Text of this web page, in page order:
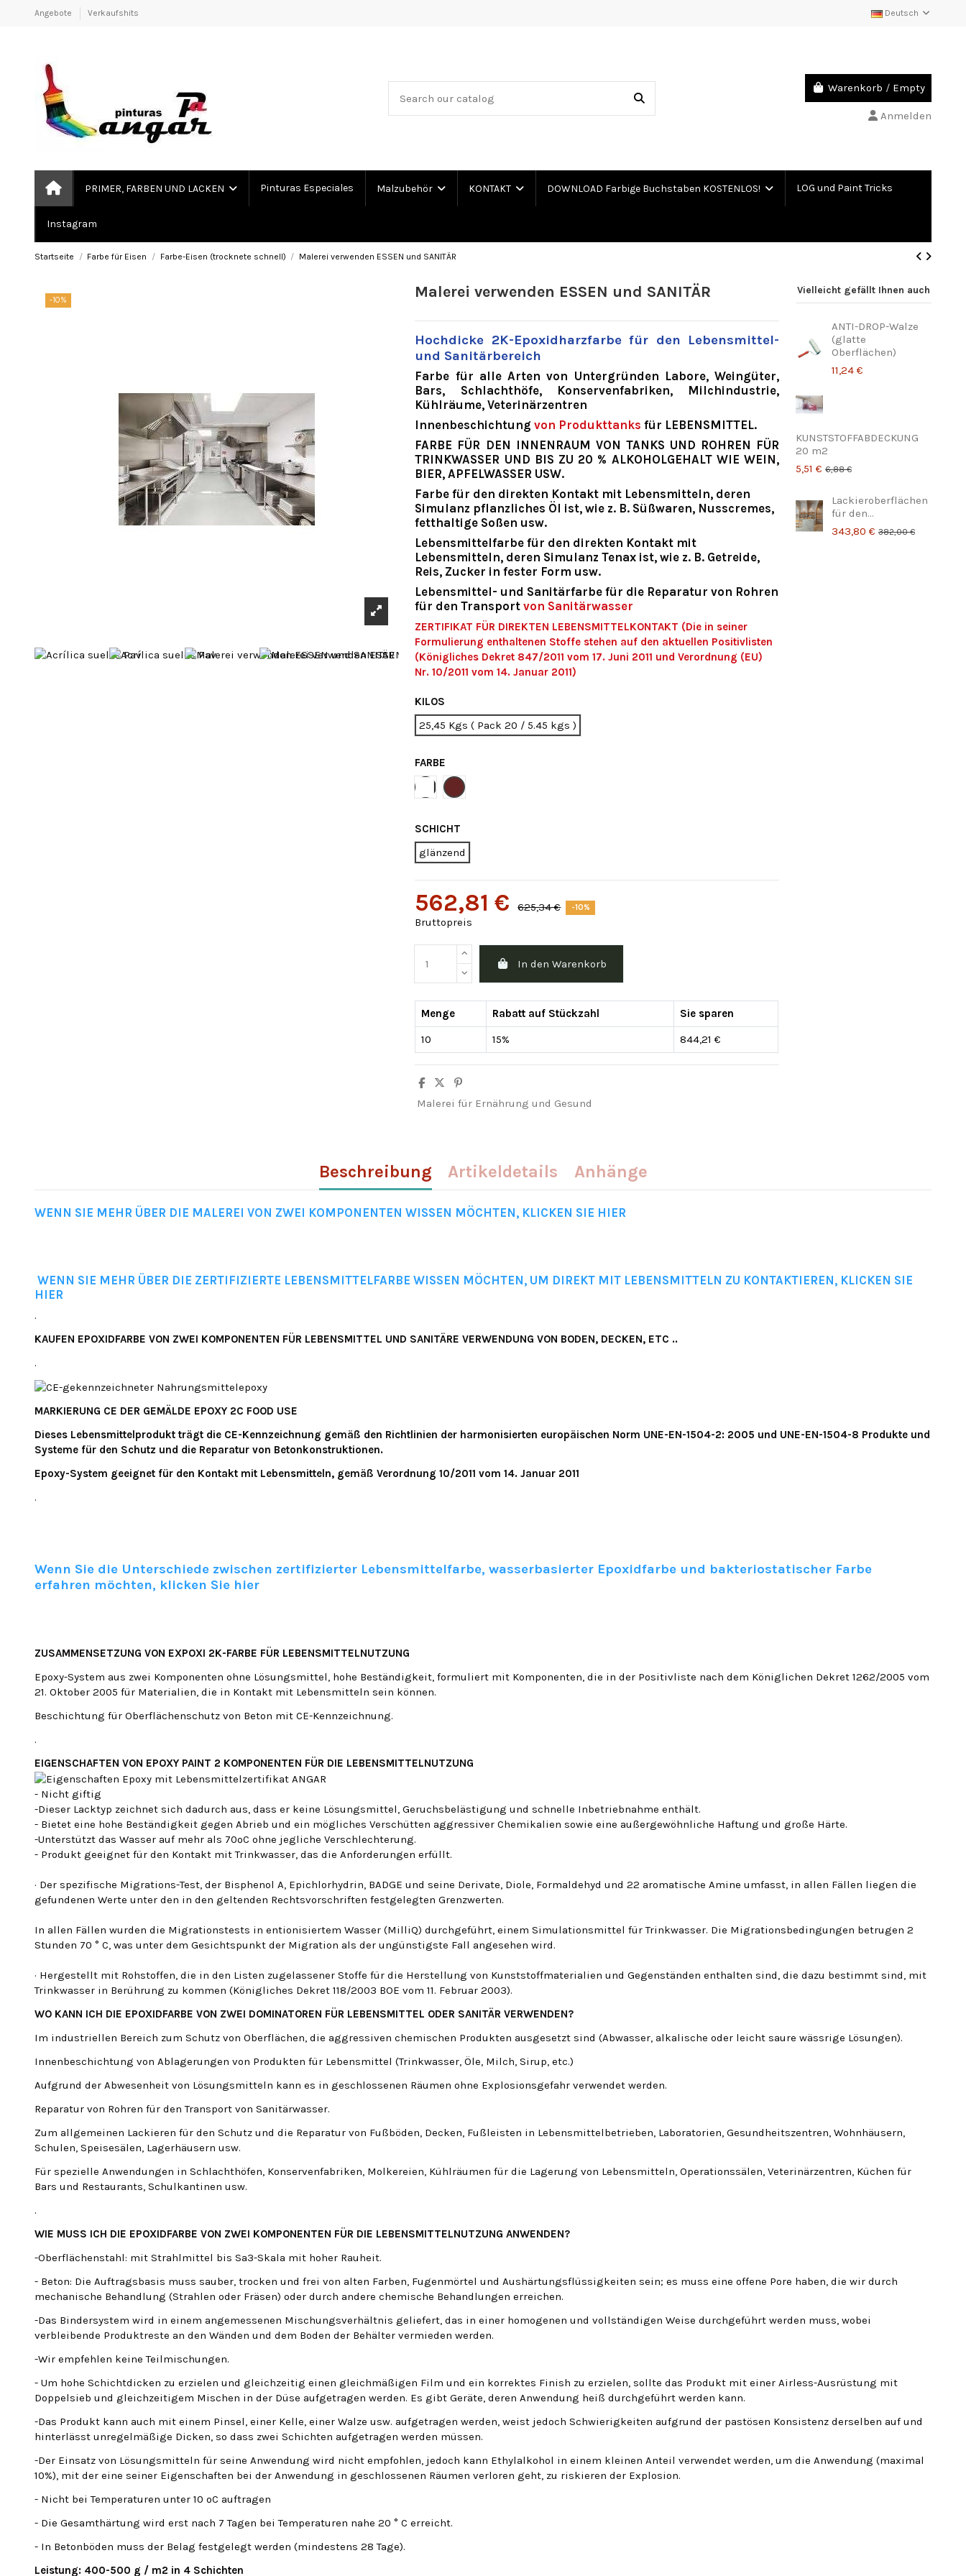
Angebote Verkaufshits Deutsch
Warenkorb / Empty
Anmelden
PRIMER, FARBEN UND LACKEN Pinturas Especiales Malzubehör KONTAKT DOWNLOAD Farbige Buchstaben KOSTENLOS! LOG und Paint Tricks
Instagram
Startseite Farbe für Eisen Farbe-Eisen (trocknete schnell) Malerei verwenden ESSEN und SANITÄR
-10% Malerei verwenden ESSEN und SANITÄR
Hochdicke 2K-Epoxidharzfarbe für den Lebensmittel-
und Sanitärbereich
Farbe für alle Arten von Untergründen Labore, Weingüter,
Bars, Schlachthöfe, Konservenfabriken, Milchindustrie,
Kühlräume, Veterinärzentren
Innenbeschichtungvon Produkttanks für LEBENSMITTEL.
FARBE FÜR DEN INNENRAUM VON TANKS UND ROHREN FÜR
TRINKWASSER UND BIS ZU 20 % ALKOHOLGEHALT WIE WEIN,
BIER, APFELWASSER USW.
Farbe für den direkten Kontakt mit Lebensmitteln, deren
Simulanz pflanzliches Öl ist, wie z. B. Süßwaren, Nusscremes,
fetthaltige Soßen usw.
Lebensmittelfarbe für den direkten Kontakt mit
Lebensmitteln, deren Simulanz Tenax ist, wie z. B. Getreide,
Reis, Zucker in fester Form usw.
Lebensmittel- und Sanitärfarbe für die Reparatur von Rohren
für den Transportvon Sanitärwasser
ZERTIFIKAT FÜR DIREKTEN LEBENSMITTELKONTAKT (Die in seiner
Formulierung enthaltenen Stoffe stehen auf den aktuellen Positivlisten
(Königliches Dekret 847/2011 vom 17. Juni 2011 und Verordnung (EU)
Nr. 10/2011 vom 14. Januar 2011)
KILOS
25,45 Kgs ( Pack 20 / 5.45 kgs )
FARBE
Weiße
rostig-reds
SCHICHT
glänzend
562,81 € 625,34 € -10%
Bruttopreis
In den Warenkorb
Menge Rabatt auf Stückzahl
Sie sparen
10
15% 844,21 €
Malerei für Ernährung und Gesund
Vielleicht gefällt Ihnen auch
ANTI-DROP-Walze
(glatte
Oberflächen)
11,24 €
KUNSTSTOFFABDECKUNG
20 m2
5,51 € 6,88 €
Lackieroberflächen
für den...
343,80 € 382,00 €
Beschreibung Artikeldetails Anhänge
WENN SIE MEHR ÜBER DIE MALEREI VON ZWEI KOMPONENTEN WISSEN MÖCHTEN, KLICKEN SIE HIER
WENN SIE MEHR ÜBER DIE ZERTIFIZIERTE LEBENSMITTELFARBE WISSEN MÖCHTEN, UM DIREKT MIT LEBENSMITTELN ZU KONTAKTIEREN, KLICKEN SIE
HIER
.
KAUFEN EPOXIDFARBE VON ZWEI KOMPONENTEN FÜR LEBENSMITTEL UND SANITÄRE VERWENDUNG VON BODEN, DECKEN, ETC ..
.
MARKIERUNG CE DER GEMÄLDE EPOXY 2C FOOD USE
Dieses Lebensmittelprodukt trägt die CE-Kennzeichnung gemäß den Richtlinien der harmonisierten europäischen Norm UNE-EN-1504-2: 2005 und UNE-EN-1504-8 Produkte und
Systeme für den Schutz und die Reparatur von Betonkonstruktionen.
Epoxy-System geeignet für den Kontakt mit Lebensmitteln, gemäß Verordnung 10/2011 vom 14. Januar 2011
.
Wenn Sie die Unterschiede zwischen zertifizierter Lebensmittelfarbe, wasserbasierter Epoxidfarbe und bakteriostatischer Farbe
erfahren möchten, klicken Sie hier
ZUSAMMENSETZUNG VON EXPOXI 2K-FARBE FÜR LEBENSMITTELNUTZUNG
Epoxy-System aus zwei Komponenten ohne Lösungsmittel, hohe Beständigkeit, formuliert mit Komponenten, die in der Positivliste nach dem Königlichen Dekret 1262/2005 vom
21. Oktober 2005 für Materialien, die in Kontakt mit Lebensmitteln sein können.
Beschichtung für Oberflächenschutz von Beton mit CE-Kennzeichnung.
.
EIGENSCHAFTEN VON EPOXY PAINT 2 KOMPONENTEN FÜR DIE LEBENSMITTELNUTZUNG
- Nicht giftig
-Dieser Lacktyp zeichnet sich dadurch aus, dass er keine Lösungsmittel, Geruchsbelästigung und schnelle Inbetriebnahme enthält.
- Bietet eine hohe Beständigkeit gegen Abrieb und ein mögliches Verschütten aggressiver Chemikalien sowie eine außergewöhnliche Haftung und große Härte.
-Unterstützt das Wasser auf mehr als 70ºC ohne jegliche Verschlechterung.
- Produkt geeignet für den Kontakt mit Trinkwasser, das die Anforderungen erfüllt.
· Der spezifische Migrations-Test, der Bisphenol A, Epichlorhydrin, BADGE und seine Derivate, Diole, Formaldehyd und 22 aromatische Amine umfasst, in allen Fällen liegen die
gefundenen Werte unter den in den geltenden Rechtsvorschriften festgelegten Grenzwerten.
In allen Fällen wurden die Migrationstests in entionisiertem Wasser (MilliQ) durchgeführt, einem Simulationsmittel für Trinkwasser. Die Migrationsbedingungen betrugen 2
Stunden 70 ° C, was unter dem Gesichtspunkt der Migration als der ungünstigste Fall angesehen wird.
· Hergestellt mit Rohstoffen, die in den Listen zugelassener Stoffe für die Herstellung von Kunststoffmaterialien und Gegenständen enthalten sind, die dazu bestimmt sind, mit
Trinkwasser in Berührung zu kommen (Königliches Dekret 118/2003 BOE vom 11. Februar 2003).
WO KANN ICH DIE EPOXIDFARBE VON ZWEI DOMINATOREN FÜR LEBENSMITTEL ODER SANITÄR VERWENDEN?
Im industriellen Bereich zum Schutz von Oberflächen, die aggressiven chemischen Produkten ausgesetzt sind (Abwasser, alkalische oder leicht saure wässrige Lösungen).
Innenbeschichtung von Ablagerungen von Produkten für Lebensmittel (Trinkwasser, Öle, Milch, Sirup, etc.)
Aufgrund der Abwesenheit von Lösungsmitteln kann es in geschlossenen Räumen ohne Explosionsgefahr verwendet werden.
Reparatur von Rohren für den Transport von Sanitärwasser.
Zum allgemeinen Lackieren für den Schutz und die Reparatur von Fußböden, Decken, Fußleisten in Lebensmittelbetrieben, Laboratorien, Gesundheitszentren, Wohnhäusern,
Schulen, Speisesälen, Lagerhäusern usw.
Für spezielle Anwendungen in Schlachthöfen, Konservenfabriken, Molkereien, Kühlräumen für die Lagerung von Lebensmitteln, Operationssälen, Veterinärzentren, Küchen für
Bars und Restaurants, Schulkantinen usw.
.
WIE MUSS ICH DIE EPOXIDFARBE VON ZWEI KOMPONENTEN FÜR DIE LEBENSMITTELNUTZUNG ANWENDEN?
-Oberflächenstahl: mit Strahlmittel bis Sa3-Skala mit hoher Rauheit.
- Beton: Die Auftragsbasis muss sauber, trocken und frei von alten Farben, Fugenmörtel und Aushärtungsflüssigkeiten sein; es muss eine offene Pore haben, die wir durch
mechanische Behandlung (Strahlen oder Fräsen) oder durch andere chemische Behandlungen erreichen.
-Das Bindersystem wird in einem angemessenen Mischungsverhältnis geliefert, das in einer homogenen und vollständigen Weise durchgeführt werden muss, wobei
verbleibende Produktreste an den Wänden und dem Boden der Behälter vermieden werden.
-Wir empfehlen keine Teilmischungen.
- Um hohe Schichtdicken zu erzielen und gleichzeitig einen gleichmäßigen Film und ein korrektes Finish zu erzielen, sollte das Produkt mit einer Airless-Ausrüstung mit
Doppelsieb und gleichzeitigem Mischen in der Düse aufgetragen werden. Es gibt Geräte, deren Anwendung heiß durchgeführt werden kann.
-Das Produkt kann auch mit einem Pinsel, einer Kelle, einer Walze usw. aufgetragen werden, weist jedoch Schwierigkeiten aufgrund der pastösen Konsistenz derselben auf und
hinterlässt unregelmäßige Dicken, so dass zwei Schichten aufgetragen werden müssen.
-Der Einsatz von Lösungsmitteln für seine Anwendung wird nicht empfohlen, jedoch kann Ethylalkohol in einem kleinen Anteil verwendet werden, um die Anwendung (maximal
10%), mit der eine seiner Eigenschaften bei der Anwendung in geschlossenen Räumen verloren geht, zu riskieren der Explosion.
- Nicht bei Temperaturen unter 10 ºC auftragen
- Die Gesamthärtung wird erst nach 7 Tagen bei Temperaturen nahe 20 ° C erreicht.
- In Betonböden muss der Belag festgelegt werden (mindestens 28 Tage).
Leistung: 400-500 g / m2 in 4 Schichten